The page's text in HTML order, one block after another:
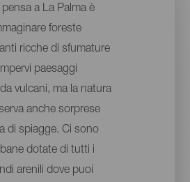
a La Palma è
foreste
ricche di sfumature
paesaggi
vulcani, ma la natura
anche sorprese
di spiagge. Ci sono
dotate di tutti i
arenili dove puoi